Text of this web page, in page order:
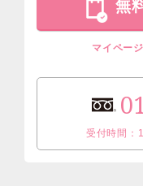
無
マイペー
受付時間：